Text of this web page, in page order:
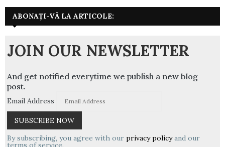
ABONAȚI-VĂ LA ARTICOLE:
JOIN OUR NEWSLETTER
And get notified everytime we publish a new blog
post.
Email Address
By subscribing, you agree with our privacy policyand our
terms of service.